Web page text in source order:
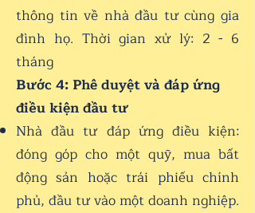
thông tin về nhà đầu tư cùng gia
đình họ. Thời gian xử lý: 2 - 6
tháng
Bước 4: Phê duyệt và đáp ứng
điều kiện đầu tư
Nhà đầu tư đáp ứng điều kiện:
đóng góp cho một quỹ, mua bất
động sản hoặc trái phiếu chính
phủ, đầu tư vào một doanh nghiệp.